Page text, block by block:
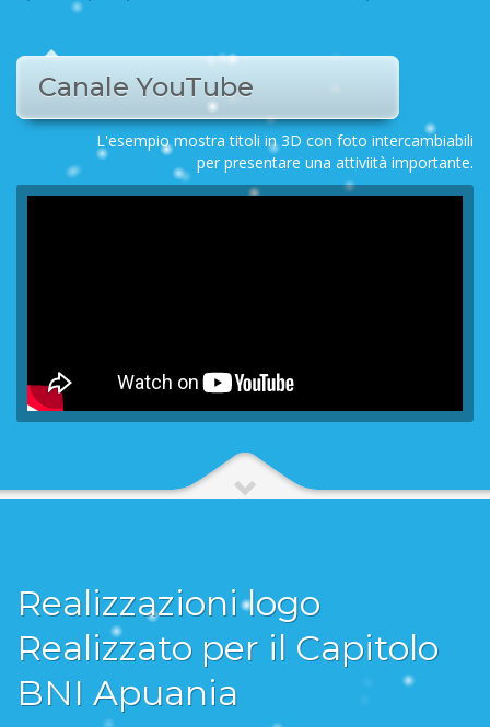
Canale YouTube
L'esempio mostra titoli in 3D con foto intercambiabili
per presentare una attiviità importante.
Realizzazioni logo
Realizzato per il Capitolo
BNI Apuania